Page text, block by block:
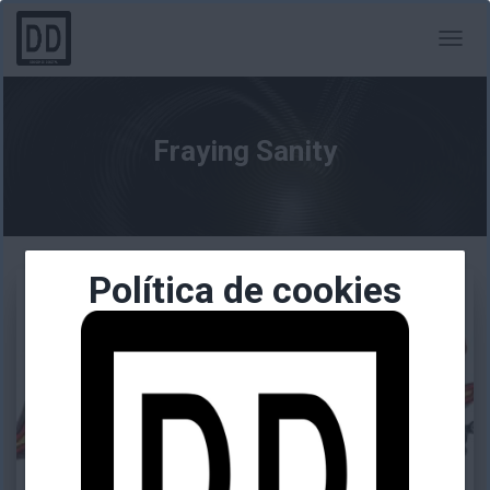
MODO
Fraying Sanity
Política de cookies